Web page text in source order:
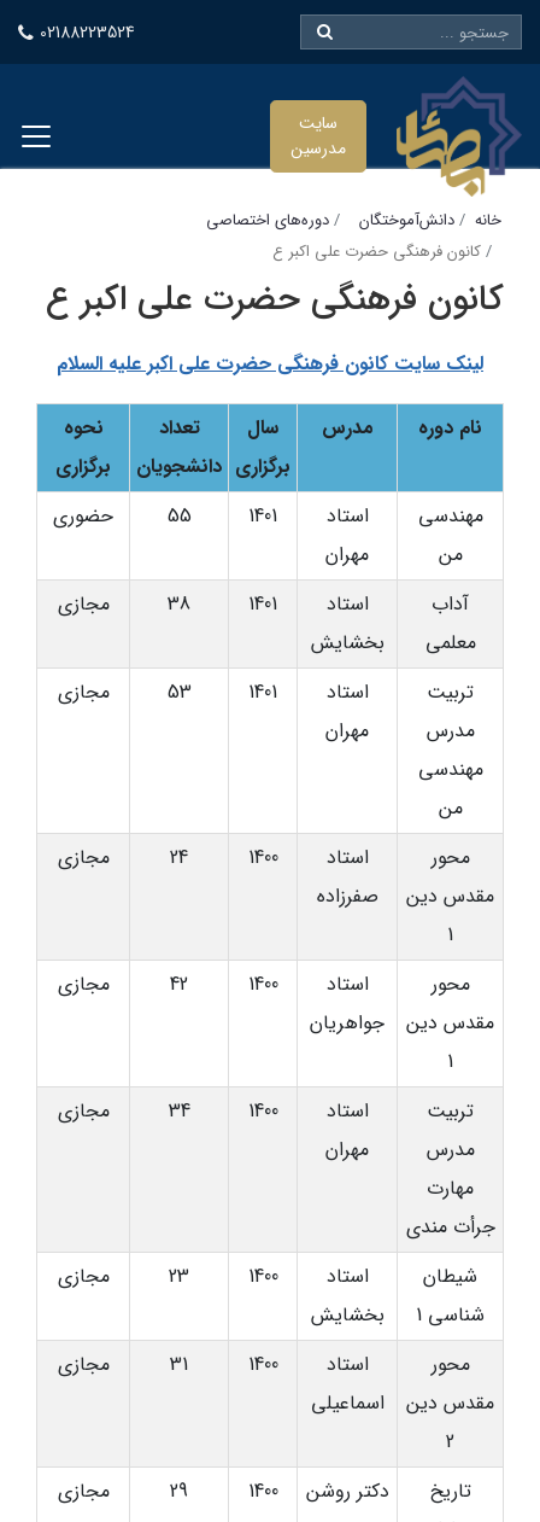
02188223524
سایت
مدرسین
خانه دانش‌آموختگان
دوره‌های اختصاصی
کانون فرهنگی حضرت علی اکبر ع
کانون فرهنگی حضرت علی اکبر ع
لینک سایت کانون فرهنگی حضرت علی اکبر علیه السلام
نام دوره مدرس
سال
برگزاری
تعداد
دانشجویان
نحوه
برگزاری
مهندسی
من
استاد
مهران
1401
55 حضوری
آداب
معلمی
استاد
بخشایش
1401
38 مجازی
تربیت
مدرس
مهندسی
من
استاد
مهران
1401
53 مجازی
محور
مقدس دین
1
استاد
صفرزاده
1400
24 مجازی
محور
مقدس دین
1
استاد
جواهریان
1400
42 مجازی
تربیت
مدرس
مهارت
جرأت مندی
استاد
مهران
1400
34 مجازی
شیطان
شناسی 1
استاد
بخشایش
1400
23 مجازی
محور
مقدس دین
2
استاد
اسماعیلی
1400
31 مجازی
تاریخ
دکتر روشن
1400
29 مجازی